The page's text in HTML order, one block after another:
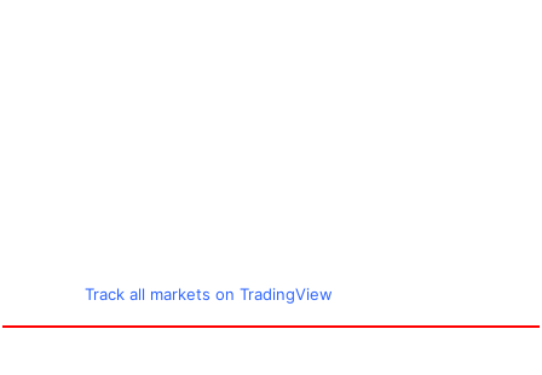
Track all markets on TradingView